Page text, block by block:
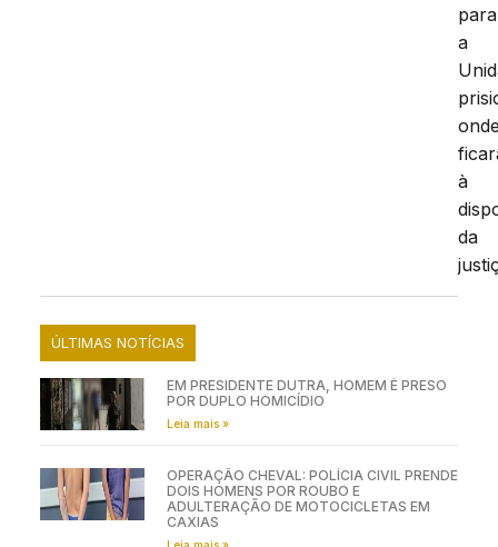
para
a
à
da
ÚLTIMAS NOTÍCIAS
EM PRESIDENTE DUTRA, HOMEM É PRESO
POR DUPLO HOMICÍDIO
Leia mais »
OPERAÇÃO CHEVAL: POLÍCIA CIVIL PRENDE
DOIS HOMENS POR ROUBO E
ADULTERAÇÃO DE MOTOCICLETAS EM
CAXIAS
Leia mais »